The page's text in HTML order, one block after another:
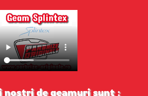
nostri de geamuri sunt :